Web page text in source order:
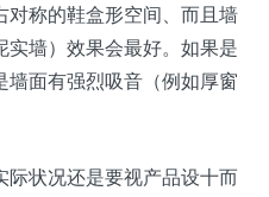
对称的鞋盒形空间、而且墙
墙）效果会最好。如果是
面有强烈吸音（例如厚窗
际状况还是要视产品设十而